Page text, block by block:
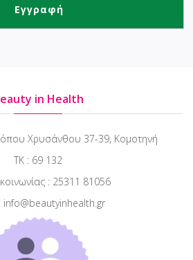
in Health
Χρυσάνθου 37-39, Κομοτηνή
ΤΚ : 69 132
: 25311 81056
info@beautyinhealth.gr